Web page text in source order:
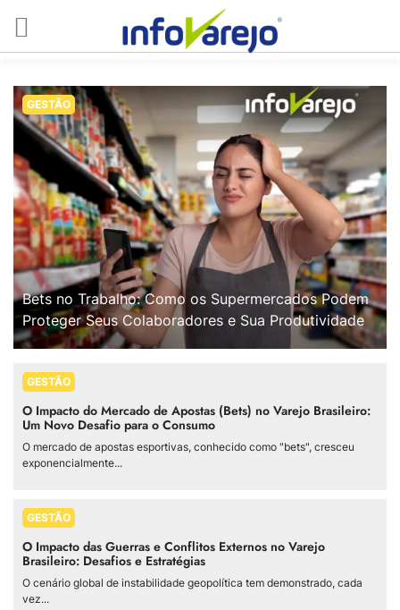
GESTÃO
Bets no Trabalho: Como os Supermercados Podem
Proteger Seus Colaboradores e Sua Produtividade
GESTÃO
O Impacto do Mercado de Apostas (Bets) no Varejo Brasileiro:
Um Novo Desafio para o Consumo
O mercado de apostas esportivas, conhecido como "bets", cresceu
exponencialmente...
GESTÃO
O Impacto das Guerras e Conflitos Externos no Varejo
Brasileiro: Desafios e Estratégias
O cenário global de instabilidade geopolítica tem demonstrado, cada
vez...